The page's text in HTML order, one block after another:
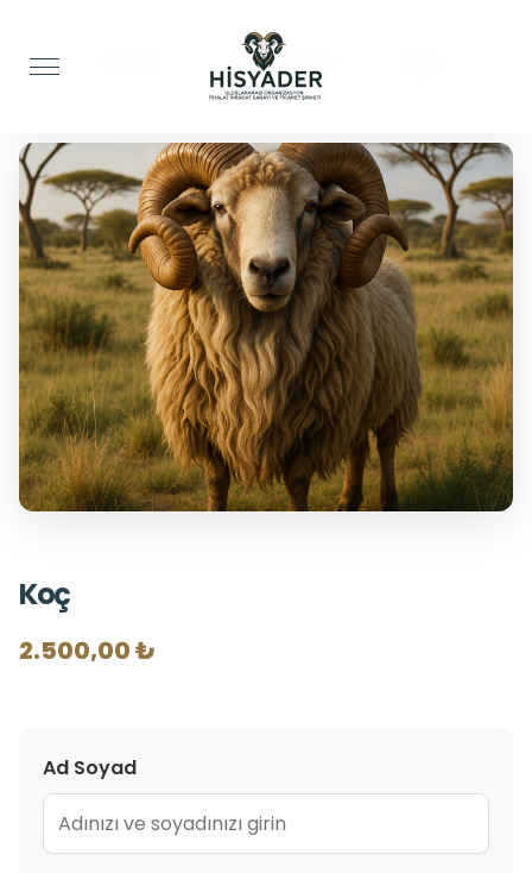
Akika Kurbanı
Koç
2.500,00 ₺
Ad Soyad